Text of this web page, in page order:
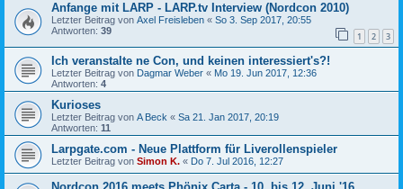
Anfange mit LARP - LARP.tv Interview (Nordcon 2010)
Letzter Beitrag von Axel Freisleben « So 3. Sep 2017, 20:55
Antworten: 39 1 2 3
Ich veranstalte ne Con, und keinen interessiert's?!
Letzter Beitrag von Dagmar Weber « Mo 19. Jun 2017, 12:36
Antworten: 4
Kurioses
Letzter Beitrag von A Beck « Sa 21. Jan 2017, 20:19
Antworten: 11
Larpgate.com - Neue Plattform für Liverollenspieler
Letzter Beitrag von Simon K. « Do 7. Jul 2016, 12:27